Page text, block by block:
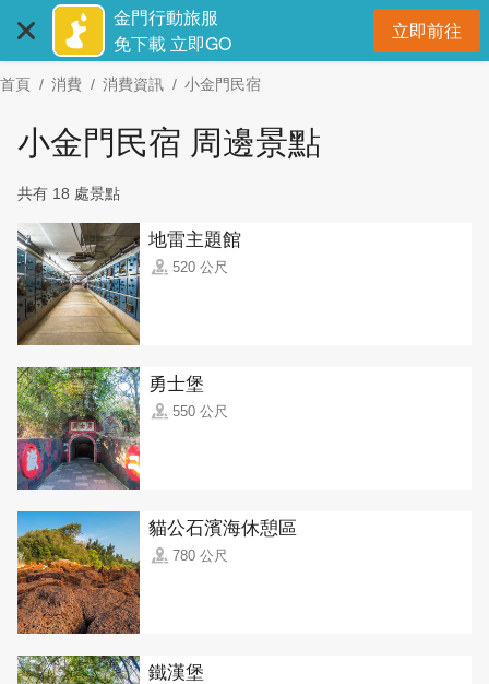
主
要
金門行動旅服
免下載 立即GO
立即前往開
首頁 消費 消費資訊 小金門民宿
小金門民宿 周邊景點
共有 18 處景點
地雷主題館
520 公尺
勇士堡
550 公尺
貓公石濱海休憩區
780 公尺
鐵漢堡